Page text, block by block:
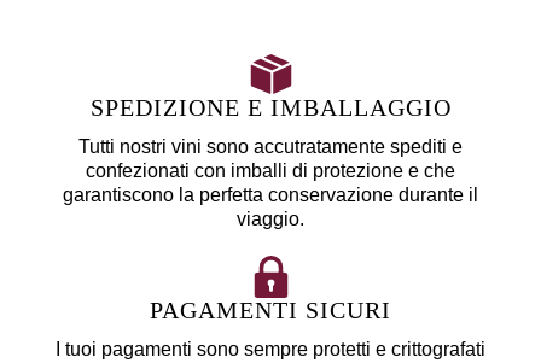
SPEDIZIONE E IMBALLAGGIO
Tutti nostri vini sono accutratamente spediti e
confezionati con imballi di protezione e che
garantiscono la perfetta conservazione durante il
viaggio.
PAGAMENTI SICURI
I tuoi pagamenti sono sempre protetti e crittografati